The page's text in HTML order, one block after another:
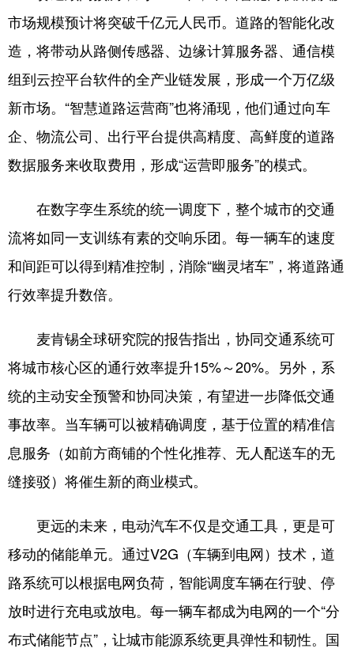
市场规模预计将突破千亿元人民币。道路的智能化改
造，将带动从路侧传感器、边缘计算服务器、通信模
组到云控平台软件的全产业链发展，形成一个万亿级
新市场。“智慧道路运营商”也将涌现，他们通过向车
企、物流公司、出行平台提供高精度、高鲜度的道路
数据服务来收取费用，形成“运营即服务”的模式。
在数字孪生系统的统一调度下，整个城市的交通
流将如同一支训练有素的交响乐团。每一辆车的速度
和间距可以得到精准控制，消除“幽灵堵车”，将道路通
行效率提升数倍。
麦肯锡全球研究院的报告指出，协同交通系统可
将城市核心区的通行效率提升15%～20%。另外，系
统的主动安全预警和协同决策，有望进一步降低交通
事故率。当车辆可以被精确调度，基于位置的精准信
息服务（如前方商铺的个性化推荐、无人配送车的无
缝接驳）将催生新的商业模式。
更远的未来，电动汽车不仅是交通工具，更是可
移动的储能单元。通过V2G（车辆到电网）技术，道
路系统可以根据电网负荷，智能调度车辆在行驶、停
放时进行充电或放电。每一辆车都成为电网的一个“分
布式储能节点”，让城市能源系统更具弹性和韧性。国